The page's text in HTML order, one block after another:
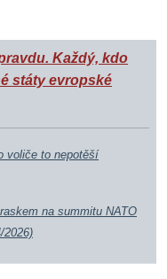
Každý, kdo
státy evropské
voliče to nepotěší
na summitu NATO
2026)